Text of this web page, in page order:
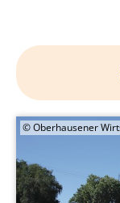
© Oberhausener